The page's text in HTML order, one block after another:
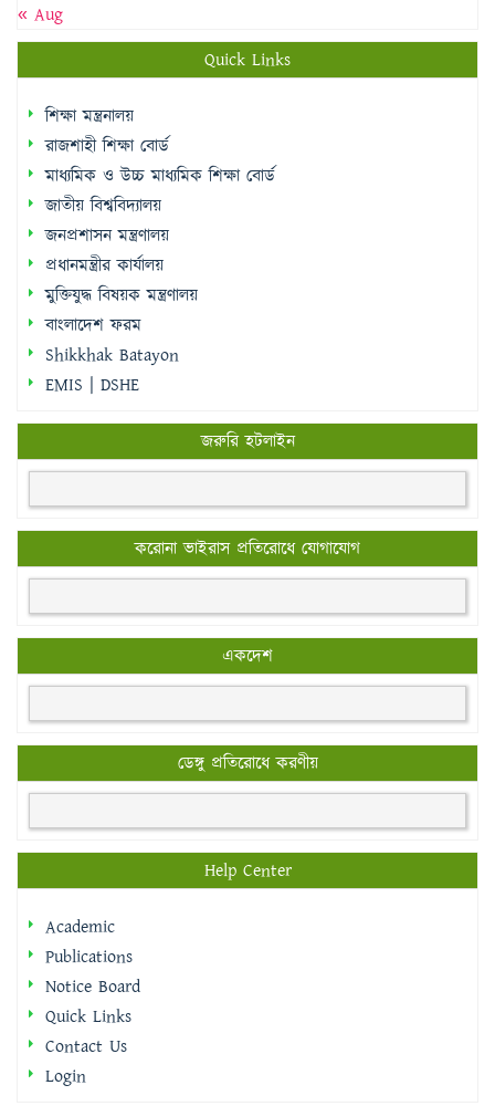
« Aug
Quick Links
শিক্ষা মন্ত্রনালয়
রাজশাহী শিক্ষা বোর্ড
মাধ্যমিক ও উচ্চ মাধ্যমিক শিক্ষা বোর্ড
জাতীয় বিশ্ববিদ্যালয়
জনপ্রশাসন মন্ত্রণালয়
প্রধানমন্ত্রীর কার্যালয়
মুক্তিযুদ্ধ বিষয়ক মন্ত্রণালয়
বাংলাদেশ ফরম
Shikkhak Batayon
EMIS | DSHE
জরুরি হটলাইন
করোনা ভাইরাস প্রতিরোধে যোগাযোগ
একদেশ
ডেঙ্গু প্রতিরোধে করণীয়
Help Center
Academic
Publications
Notice Board
Quick Links
Contact Us
Login